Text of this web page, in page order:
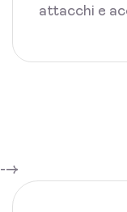
attacchi e
-->